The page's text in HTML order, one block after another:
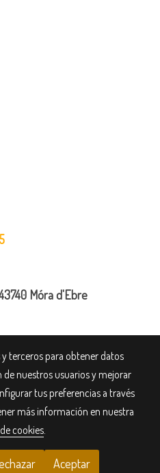
Móra d'Ebre
terceros para obtener datos
de nuestros usuarios y mejorar
tus preferencias a través
más información en nuestra
cookies.
Aceptar